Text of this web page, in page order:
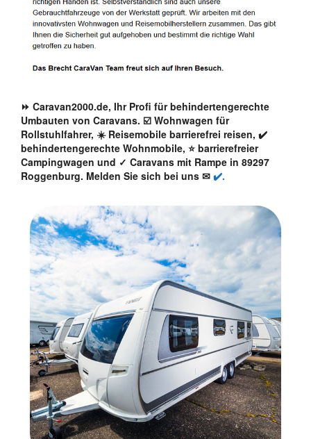
⏩ Caravan2000.de, Ihr Profi für behindertengerechte
Umbauten von Caravans. ☑️ Wohnwagen für
Rollstuhlfahrer, ☀️ Reisemobile barrierefrei reisen, ✔️
behindertengerechte Wohnmobile, ⭐ barrierefreier
Campingwagen und ✓ Caravans mit Rampe in 89297
Roggenburg. Melden Sie sich bei uns ✉ ✔️.